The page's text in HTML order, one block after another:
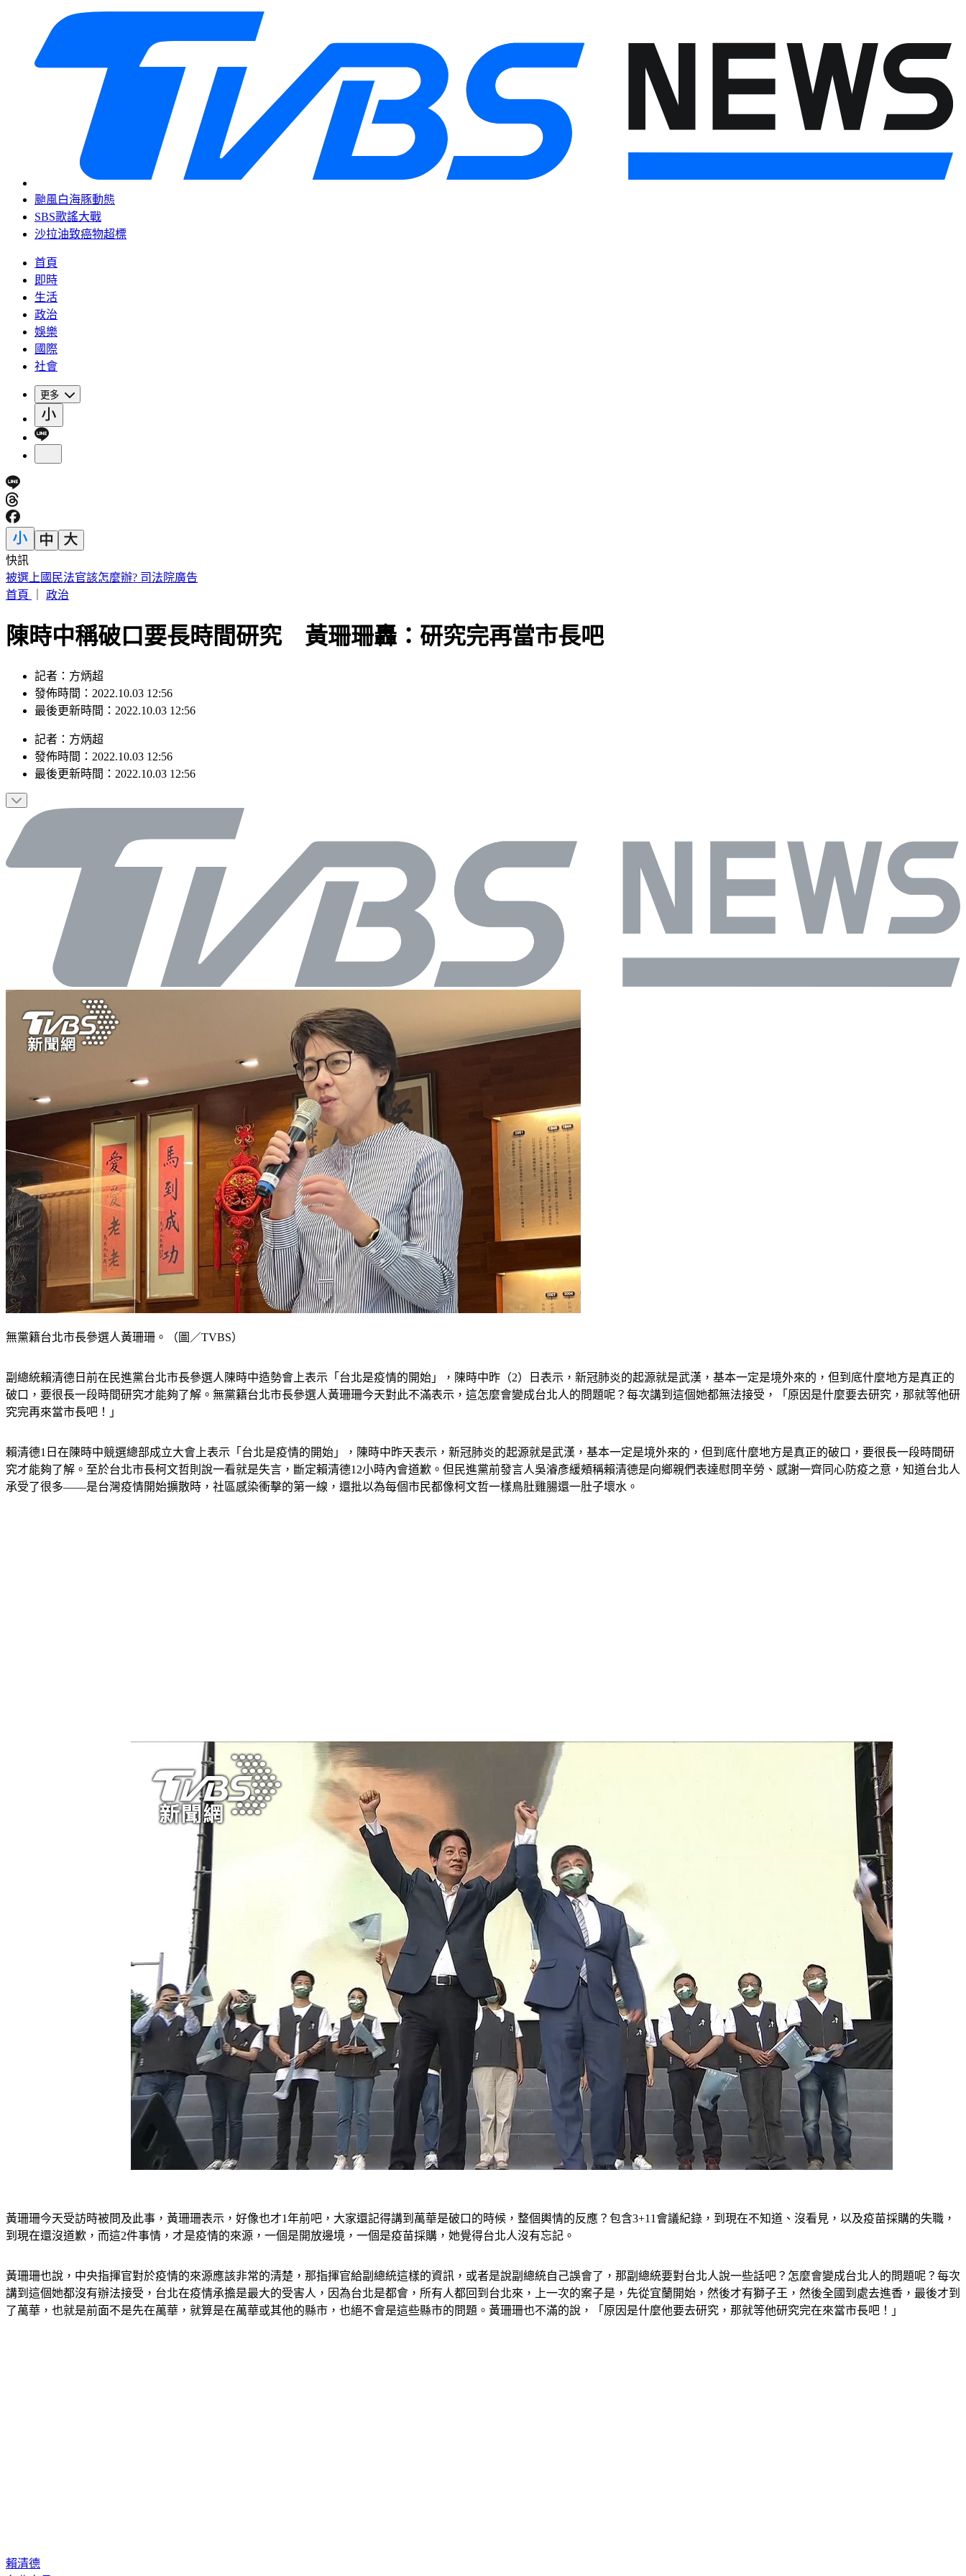
颱風白海豚動態
SBS歌謠大戰
沙拉油致癌物超標
首頁
即時
生活
政治
娛樂
國際
社會
更多
快訊
被選上國民法官該怎麼辦? 司法院廣告
首頁
政治
陳時中稱破口要長時間研究 黃珊珊轟：研究完再當市長吧
記者：方炳超
發佈時間：2022.10.03 12:56
最後更新時間：2022.10.03 12:56
記者 ： 方炳超
發佈時間： 2022.10.03 12:56
最後更新時間： 2022.10.03 12:56
無黨籍台北市長參選人黃珊珊。（圖／TVBS）
副總統賴清德日前在民進黨台北市長參選人陳時中造勢會上表示「台北是疫情的開始」，陳時中昨（2）日表示，新冠肺炎的起源就是武漢，基本一定是境外來的，但到底什麼地方是真正的
破口，要很長一段時間研究才能夠了解。無黨籍台北市長參選人黃珊珊今天對此不滿表示，這怎麼會變成台北人的問題呢？每次講到這個她都無法接受，「原因是什麼要去研究，那就等他研
究完再來當市長吧！」
賴清德1日在陳時中競選總部成立大會上表示「台北是疫情的開始」，陳時中昨天表示，新冠肺炎的起源就是武漢，基本一定是境外來的，但到底什麼地方是真正的破口，要很長一段時間研
究才能夠了解。至於台北市長柯文哲則說一看就是失言，斷定賴清德12小時內會道歉。但民進黨前發言人吳濬彥緩頰稱賴清德是向鄉親們表達慰問辛勞、感謝一齊同心防疫之意，知道台北人
承受了很多——是台灣疫情開始擴散時，社區感染衝擊的第一線，還批以為每個市民都像柯文哲一樣鳥肚雞腸還一肚子壞水。
黃珊珊今天受訪時被問及此事，黃珊珊表示，好像也才1年前吧，大家還記得講到萬華是破口的時候，整個輿情的反應？包含3+11會議紀錄，到現在不知道、沒看見，以及疫苗採購的失職，
到現在還沒道歉，而這2件事情，才是疫情的來源，一個是開放邊境，一個是疫苗採購，她覺得台北人沒有忘記。
黃珊珊也說，中央指揮官對於疫情的來源應該非常的清楚，那指揮官給副總統這樣的資訊，或者是說副總統自己誤會了，那副總統要對台北人說一些話吧？怎麼會變成台北人的問題呢？每次
講到這個她都沒有辦法接受，台北在疫情承擔是最大的受害人，因為台北是都會，所有人都回到台北來，上一次的案子是，先從宜蘭開始，然後才有獅子王，然後全國到處去進香，最後才到
了萬華，也就是前面不是先在萬華，就算是在萬華或其他的縣市，也絕不會是這些縣市的問題。黃珊珊也不滿的說，「原因是什麼他要去研究，那就等他研究完在來當市長吧！」
賴清德